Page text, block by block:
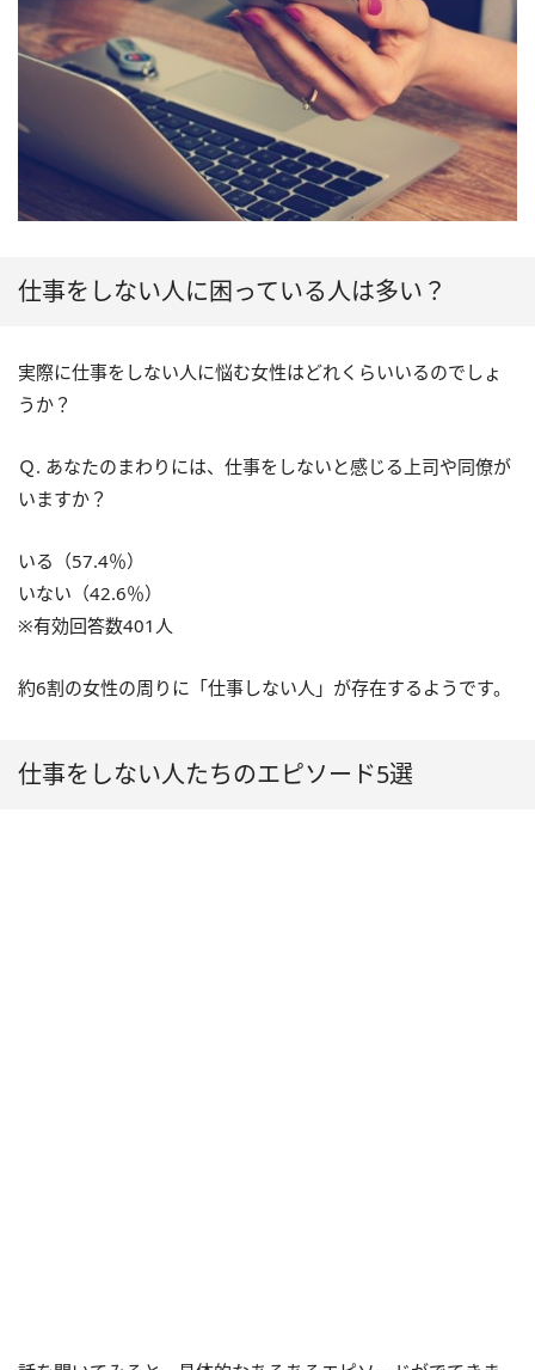
仕事をしない人に困っている人は多い？
実際に仕事をしない人に悩む女性はどれくらいいるのでしょ
うか？
Ｑ. あなたのまわりには、仕事をしないと感じる上司や同僚が
いますか？
いる（57.4％）
いない（42.6％）
※有効回答数401人
約6割の女性の周りに「仕事しない人」が存在するようです。
仕事をしない人たちのエピソード5選